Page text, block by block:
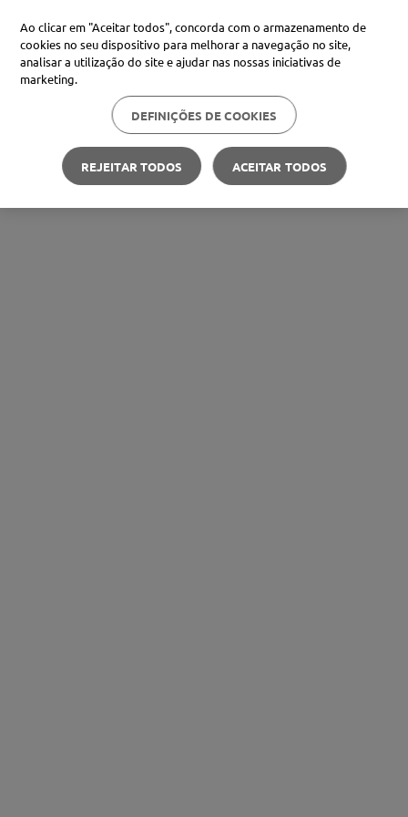
Ao clicar em "Aceitar todos", concorda com o armazenamento de
cookies no seu dispositivo para melhorar a navegação no site,
analisar a utilização do site e ajudar nas nossas iniciativas de
marketing.
DEFINIÇÕES DE COOKIES
REJEITAR TODOS ACEITAR TODOS